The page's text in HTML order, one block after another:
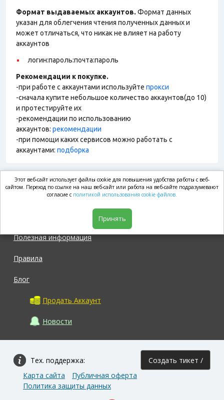
Формат выдаваемых аккаунтов. Формат данных
указан для облегчения чтения полученных данных и
может отличаться, что никак не влияет на работу
аккаунтов
логин:пароль:почта:пароль
Рекомендации к покупке.
-при работе с аккаунтами используйте прокси
-сначала купите небольшое количество аккаунтов(до 10)
и протестируйте их
-рекомендации по использованию
аккаунтов: рекомендации
-при помощи каких сервисов можно работать с
аккаунтами: подборка
market.com
Полезная информация
Правила
Блог
Продать Аккаунт
Новости
Тех. поддержка: Создать тикет /
Карта сайта
Публичная оферта
Политика защиты данных
Этот веб-сайт использует файлы cookie для повышения удобства работы с веб-
сайтом. Переход по ссылке на наш веб-сайт или работа на веб-сайте подразумевают
согласие с политикой использования cookie файлов.
Принять